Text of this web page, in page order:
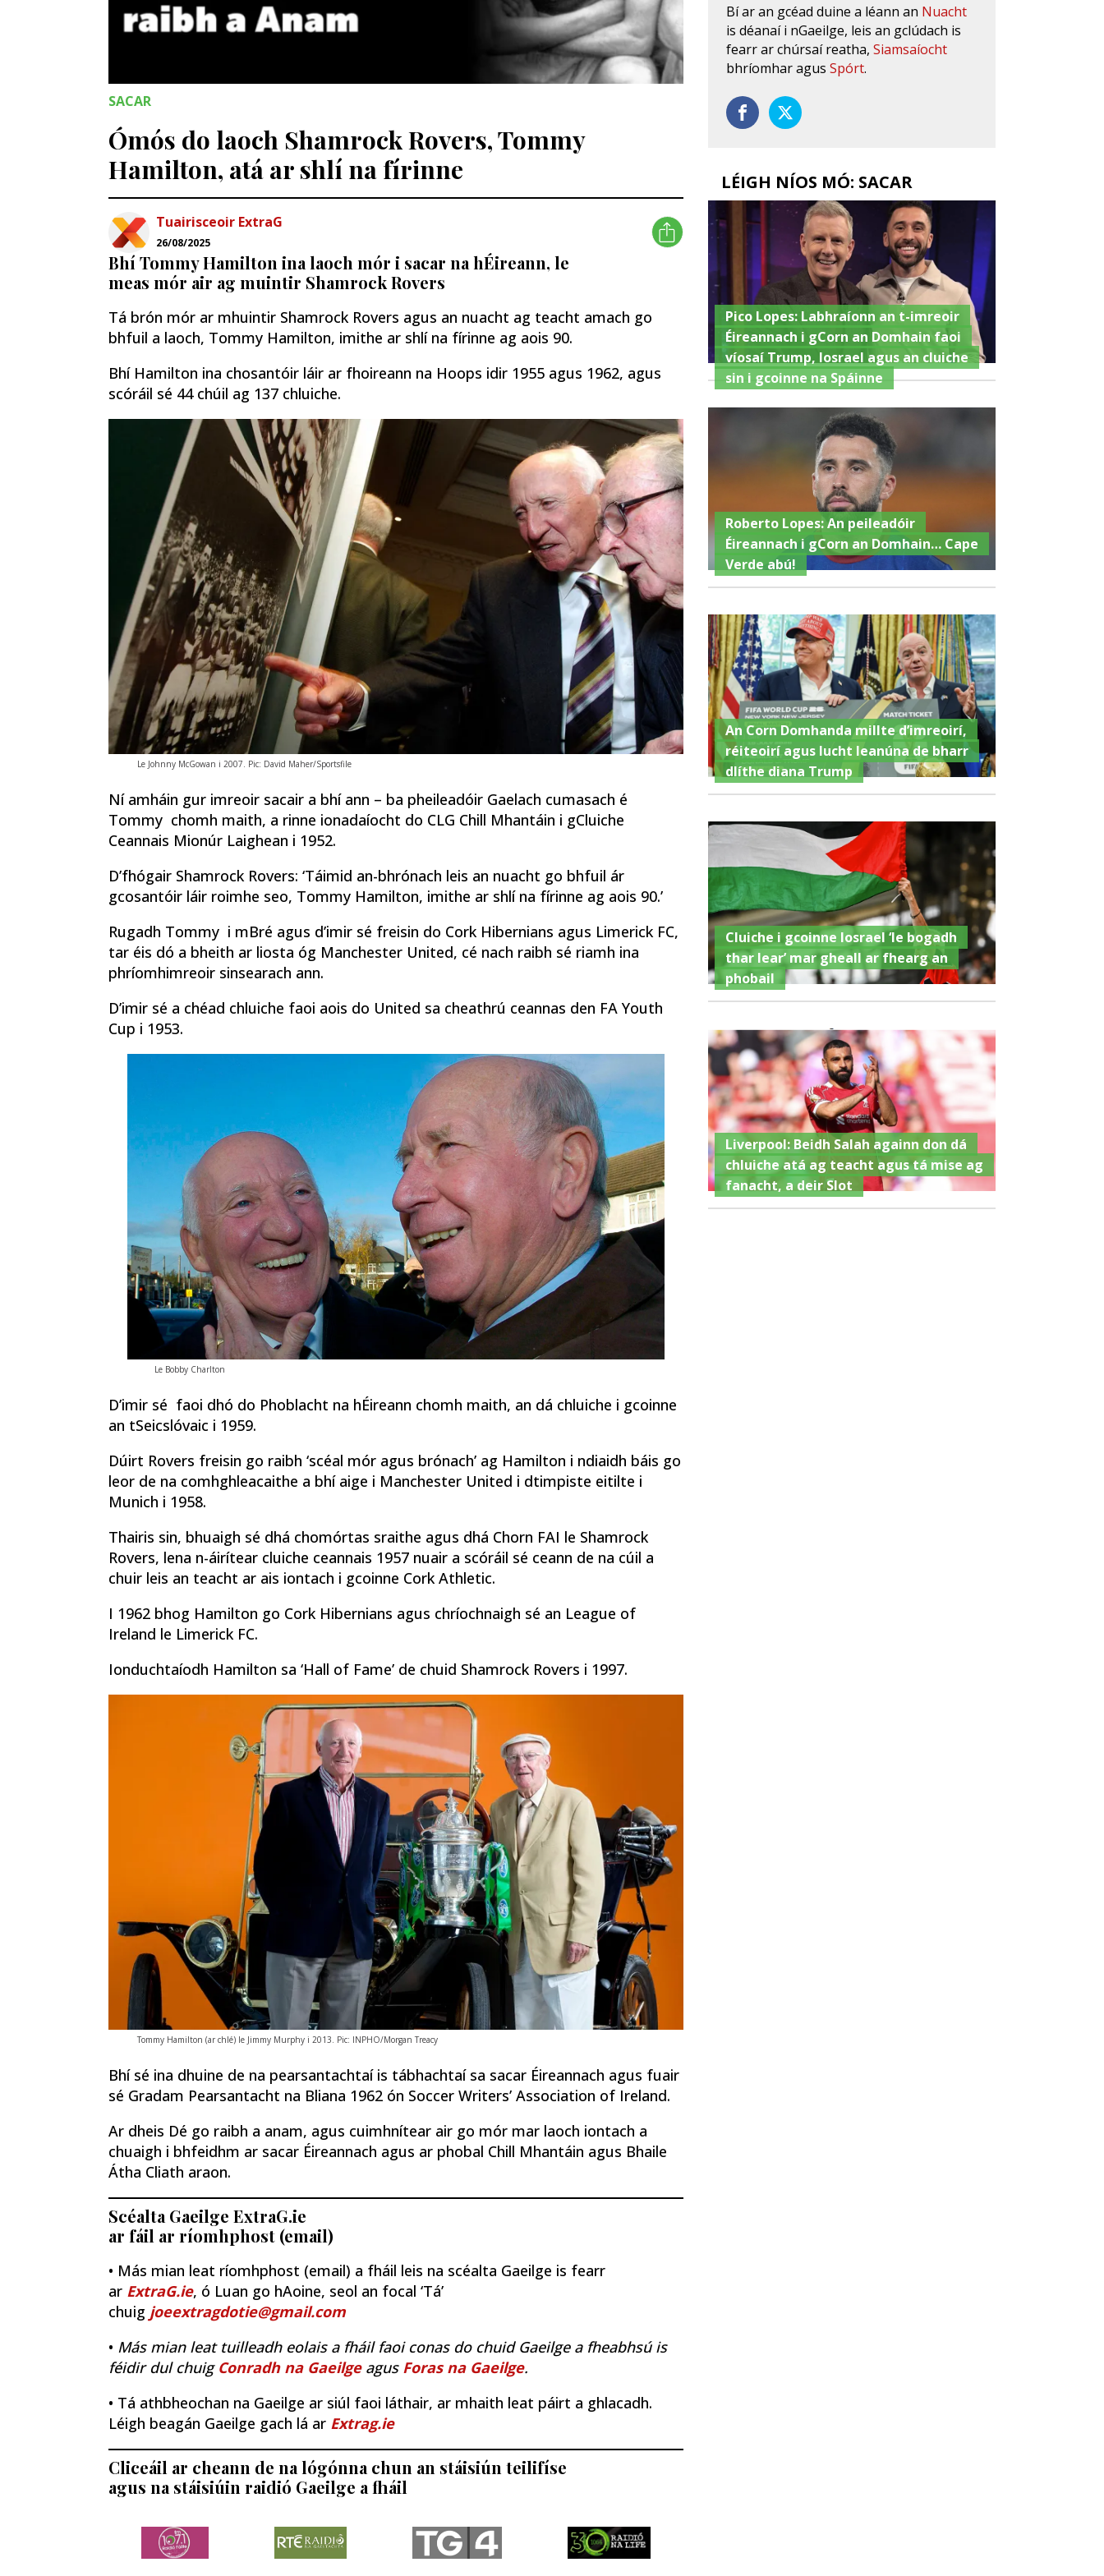
SACAR
Ómós do laoch Shamrock Rovers, Tommy
Hamilton, atá ar shlí na fírinne
Tuairisceoir ExtraG
26/08/2025
Bhí Tommy Hamilton ina laoch mór i sacar na hÉireann, le
meas mór air ag muintir Shamrock Rovers
Tá brón mór ar mhuintir Shamrock Rovers agus an nuacht ag teacht amach go
bhfuil a laoch, Tommy Hamilton, imithe ar shlí na fírinne ag aois 90.
Bhí Hamilton ina chosantóir láir ar fhoireann na Hoops idir 1955 agus 1962, agus
scóráil sé 44 chúil ag 137 chluiche.
Le Johnny McGowan i 2007. Pic: David Maher/Sportsfile
Ní amháin gur imreoir sacair a bhí ann – ba pheileadóir Gaelach cumasach é
Tommy chomh maith, a rinne ionadaíocht do CLG Chill Mhantáin i gCluiche
Ceannais Mionúr Laighean i 1952.
D’fhógair Shamrock Rovers: ‘Táimid an-bhrónach leis an nuacht go bhfuil ár
gcosantóir láir roimhe seo, Tommy Hamilton, imithe ar shlí na fírinne ag aois 90.’
Rugadh Tommy i mBré agus d’imir sé freisin do Cork Hibernians agus Limerick FC,
tar éis dó a bheith ar liosta óg Manchester United, cé nach raibh sé riamh ina
phríomhimreoir sinsearach ann.
D’imir sé a chéad chluiche faoi aois do United sa cheathrú ceannas den FA Youth
Cup i 1953.
Le Bobby Charlton
D’imir sé faoi dhó do Phoblacht na hÉireann chomh maith, an dá chluiche i gcoinne
an tSeicslóvaic i 1959.
Dúirt Rovers freisin go raibh ‘scéal mór agus brónach’ ag Hamilton i ndiaidh báis go
leor de na comhghleacaithe a bhí aige i Manchester United i dtimpiste eitilte i
Munich i 1958.
Thairis sin, bhuaigh sé dhá chomórtas sraithe agus dhá Chorn FAI le Shamrock
Rovers, lena n-áirítear cluiche ceannais 1957 nuair a scóráil sé ceann de na cúil a
chuir leis an teacht ar ais iontach i gcoinne Cork Athletic.
I 1962 bhog Hamilton go Cork Hibernians agus chríochnaigh sé an League of
Ireland le Limerick FC.
Ionduchtaíodh Hamilton sa ‘Hall of Fame’ de chuid Shamrock Rovers i 1997.
Tommy Hamilton (ar chlé) le Jimmy Murphy i 2013. Pic: INPHO/Morgan Treacy
Bhí sé ina dhuine de na pearsantachtaí is tábhachtaí sa sacar Éireannach agus fuair
sé Gradam Pearsantacht na Bliana 1962 ón Soccer Writers’ Association of Ireland.
Ar dheis Dé go raibh a anam, agus cuimhnítear air go mór mar laoch iontach a
chuaigh i bhfeidhm ar sacar Éireannach agus ar phobal Chill Mhantáin agus Bhaile
Átha Cliath araon.
Scéalta Gaeilge ExtraG.ie
ar fáil ar ríomhphost (email)
• Más mian leat ríomhphost (email) a fháil leis na scéalta Gaeilge is fearr
ar ExtraG.ie, ó Luan go hAoine, seol an focal ‘Tá’
chuig joeextragdotie@gmail.com
• Más mian leat tuilleadh eolais a fháil faoi conas do chuid Gaeilge a fheabhsú is
féidir dul chuig Conradh na Gaeilge agus Foras na Gaeilge.
• Tá athbheochan na Gaeilge ar siúl faoi láthair, ar mhaith leat páirt a ghlacadh.
Léigh beagán Gaeilge gach lá ar Extrag.ie
Cliceáil ar cheann de na lógónna chun an stáisiún teilifíse
agus na stáisiúin raidió Gaeilge a fháil
Bí ar an gcéad duine a léann an Nuacht
is déanaí i nGaeilge, leis an gclúdach is
fearr ar chúrsaí reatha,Siamsaíocht
bhríomhar agusSpórt.
LÉIGH NÍOS MÓ: SACAR
Pico Lopes: Labhraíonn an t-imreoir
Éireannach i gCorn an Domhain faoi
víosaí Trump, Iosrael agus an cluiche
sin i gcoinne na Spáinne
Roberto Lopes: An peileadóir
Éireannach i gCorn an Domhain… Cape
Verde abú!
An Corn Domhanda millte d’imreoirí,
réiteoirí agus lucht leanúna de bharr
dlíthe diana Trump
Cluiche i gcoinne Iosrael ‘le bogadh
thar lear’ mar gheall ar fhearg an
phobail
Liverpool: Beidh Salah againn don dá
chluiche atá ag teacht agus tá mise ag
fanacht, a deir Slot